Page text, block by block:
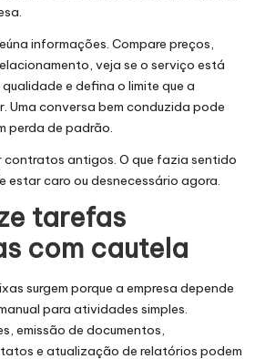
informações. Compare preços,
veja se o serviço está
e defina o limite que a
Uma conversa bem conduzida pode
perda de padrão.
contratos antigos. O que fazia sentido
estar caro ou desnecessário agora.
tarefas
com cautela
surgem porque a empresa depende
para atividades simples.
emissão de documentos,
e atualização de relatórios podem